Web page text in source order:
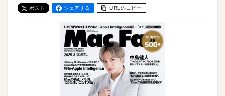
ポスト シェアする URLのコピー